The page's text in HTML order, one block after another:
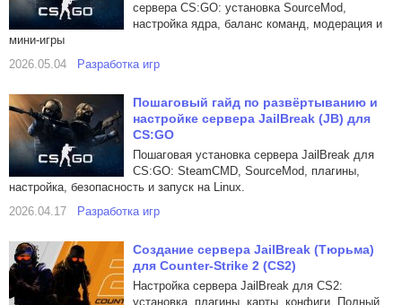
сервера CS:GO: установка SourceMod,
настройка ядра, баланс команд, модерация и
мини-игры
2026.05.04
Разработка игр
Пошаговый гайд по развёртыванию и
настройке сервера JailBreak (JB) для
CS:GO
Пошаговая установка сервера JailBreak для
CS:GO: SteamCMD, SourceMod, плагины,
настройка, безопасность и запуск на Linux.
2026.04.17
Разработка игр
Создание сервера JailBreak (Тюрьма)
для Counter-Strike 2 (CS2)
Настройка сервера JailBreak для CS2:
установка, плагины, карты, конфиги. Полный